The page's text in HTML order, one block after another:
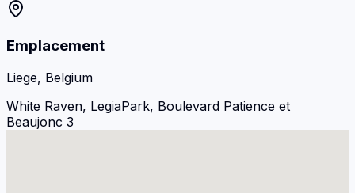
Emplacement
Liege, Belgium
White Raven, LegiaPark, Boulevard Patience et
Beaujonc 3